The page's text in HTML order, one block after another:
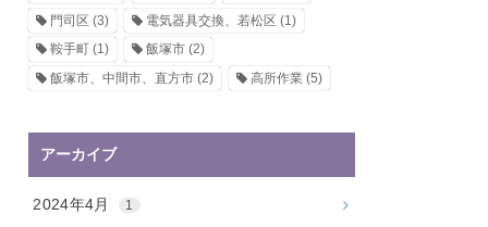
門司区 (3) 電気器具交換、若松区 (1)
鞍手町 (1) 飯塚市(2)
飯塚市、中間市、直方市 (2) 高所作業(5)
アーカイブ
2024年4月 1